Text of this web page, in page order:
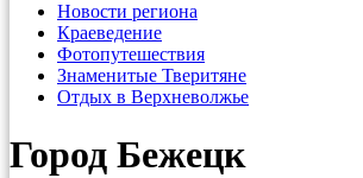
Новости региона
Краеведение
Фотопутешествия
Знаменитые Тверитяне
Отдых в Верхневолжье
Город Бежецк